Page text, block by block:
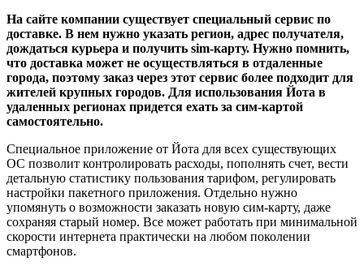
На сайте компании существует специальный сервис по
доставке. В нем нужно указать регион, адрес получателя,
дождаться курьера и получить sim-карту. Нужно помнить,
что доставка может не осуществляться в отдаленные
города, поэтому заказ через этот сервис более подходит для
жителей крупных городов. Для использования Йота в
удаленных регионах придется ехать за сим-картой
самостоятельно.
Специальное приложение от Йота для всех существующих
ОС позволит контролировать расходы, пополнять счет, вести
детальную статистику пользования тарифом, регулировать
настройки пакетного приложения. Отдельно нужно
упомянуть о возможности заказать новую сим-карту, даже
сохраняя старый номер. Все может работать при минимальной
скорости интернета практически на любом поколении
смартфонов.